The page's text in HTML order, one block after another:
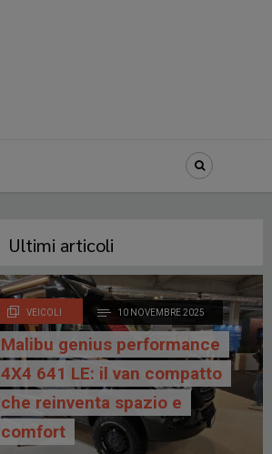
Ultimi articoli
VEICOLI 10 NOVEMBRE 2025
Malibu genius performance
4X4 641 LE: il van compatto
che reinventa spazio e
comfort